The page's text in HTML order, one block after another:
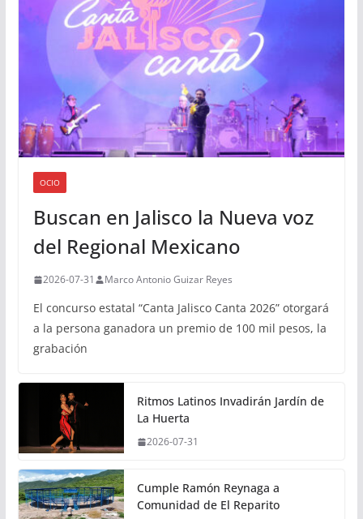
OCIO
Buscan en Jalisco la Nueva voz
del Regional Mexicano
2026-07-31 Marco Antonio Guizar Reyes
El concurso estatal “Canta Jalisco Canta 2026” otorgará
a la persona ganadora un premio de 100 mil pesos, la
grabación
Ritmos Latinos Invadirán Jardín de
La Huerta
2026-07-31
Cumple Ramón Reynaga a
Comunidad de El Reparito